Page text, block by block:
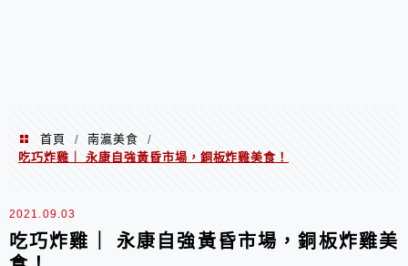
首頁 / 南瀛美食
/
吃巧炸雞｜ 永康自強黃昏市場，銅板炸雞美食！
2021.09.03
吃巧炸雞｜ 永康自強黃昏市場，銅板炸雞美